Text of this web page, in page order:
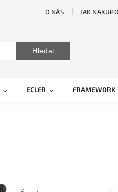
O NÁS JAK
Hledat
ECLER FRAMEWORK